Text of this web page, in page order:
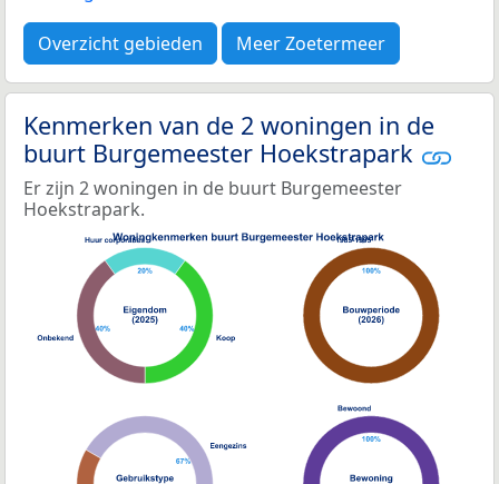
Overzicht gebieden Meer Zoetermeer
Kenmerken van de 2 woningen in de
buurt Burgemeester Hoekstrapark
Er zijn 2 woningen in de buurt Burgemeester
Hoekstrapark.